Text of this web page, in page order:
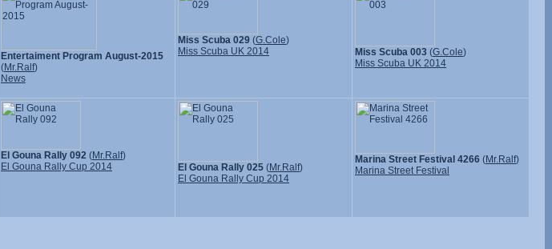
Entertaiment Program August-2015
(Mr.Ralf)
News
Miss Scuba 029 (G.Cole)
Miss Scuba UK 2014
Miss Scuba 003 (G.Cole)
Miss Scuba UK 2014
El Gouna Rally 092 (Mr.Ralf)
El Gouna Rally Cup 2014
El Gouna Rally 025 (Mr.Ralf)
El Gouna Rally Cup 2014
Marina Street Festival 4266 (Mr.Ralf)
Marina Street Festival